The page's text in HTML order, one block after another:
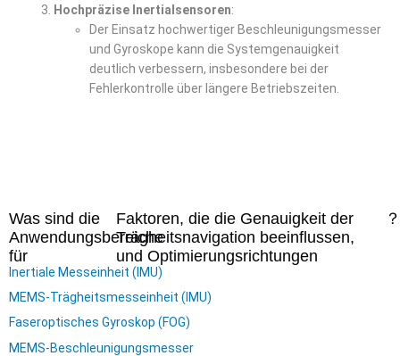
Hochpräzise Inertialsensoren:
Der Einsatz hochwertiger Beschleunigungsmesser
und Gyroskope kann die Systemgenauigkeit
deutlich verbessern, insbesondere bei der
Fehlerkontrolle über längere Betriebszeiten.
Was sind die
Anwendungsbereiche
für
Faktoren, die die Genauigkeit der
Trägheitsnavigation beeinflussen,
und Optimierungsrichtungen
？
Inertiale Messeinheit (IMU)
MEMS-Trägheitsmesseinheit (IMU)
Faseroptisches Gyroskop (FOG)
MEMS-Beschleunigungsmesser